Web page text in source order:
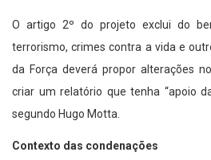
O artigo 2º do projeto exclui do
terrorismo, crimes contra a vida e
da Força deverá propor alterações
criar um relatório que tenha “apoio
segundo Hugo Motta.
Contexto das condenações